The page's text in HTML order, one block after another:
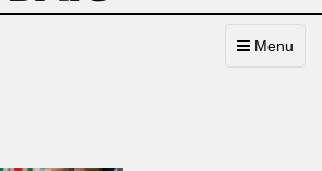
Toggle
Menu